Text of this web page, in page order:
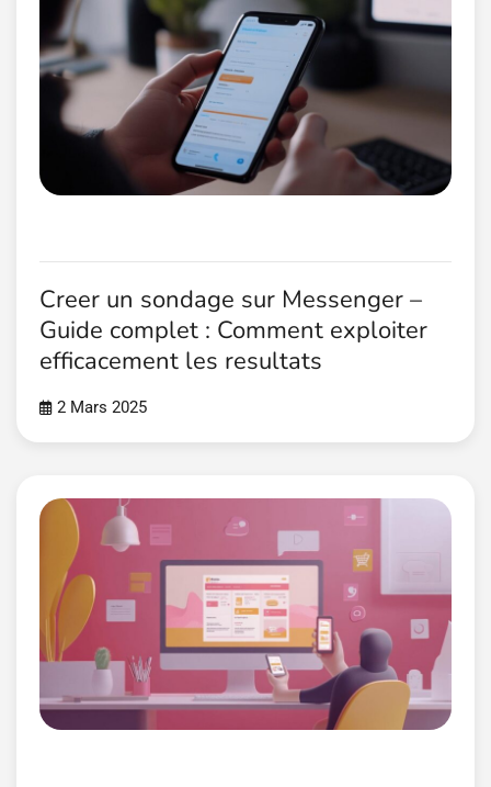
Creer un sondage sur Messenger –
Guide complet : Comment exploiter
efficacement les resultats
2 Mars 2025